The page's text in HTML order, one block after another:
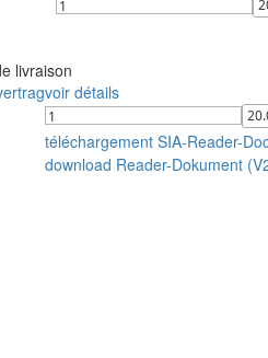
livraison
voir détails
téléchargement SIA-Reader-
download Reader-Dokument